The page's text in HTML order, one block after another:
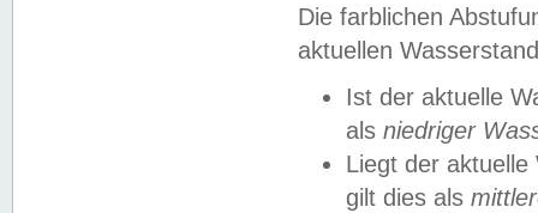
Die farblichen
aktuellen
Ist der aktuelle
als niedriger
Liegt der
gilt dies als